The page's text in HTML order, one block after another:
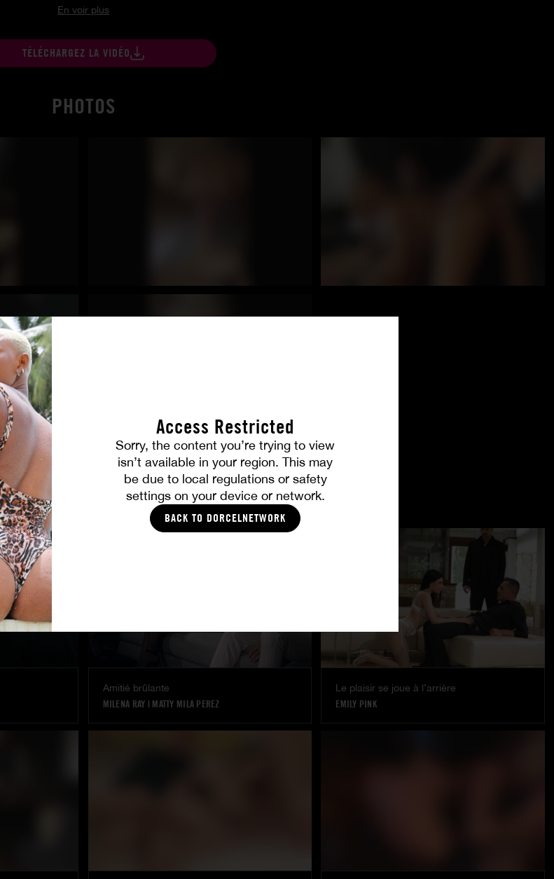
Access Restricted
Sorry, the content you’re trying to view
isn’t available in your region. This may
be due to local regulations or safety
settings on your device or network.
BACK TO DORCELNETWORK
En voir plus
TÉLÉCHARGEZ LA VIDÉO
PHOTOS
VOUS ALLEZ AIMER
Amitié brûlante
MILENA RAY | MATTY MILA PEREZ
Le plaisir se joue à l’arrière
EMILY PINK